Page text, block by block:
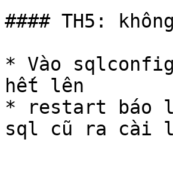
#### TH5:
* Vào
hết lên
* restart báo